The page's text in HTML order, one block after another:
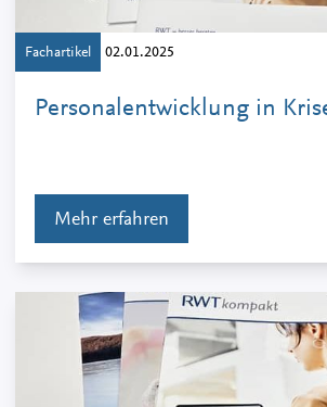
Fachartikel 02.01.2025
Personalentwicklung in
Mehr erfahren